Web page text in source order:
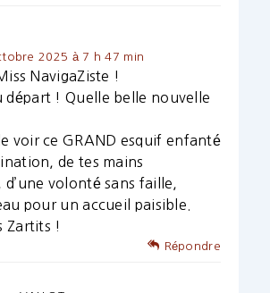
2025 à 7 h 47 min
NavigaZiste !
départ ! Quelle belle nouvelle
voir ce GRAND esquif enfanté
de tes mains
d’une volonté sans faille,
pour un accueil paisible.
Zartits !
Répondre